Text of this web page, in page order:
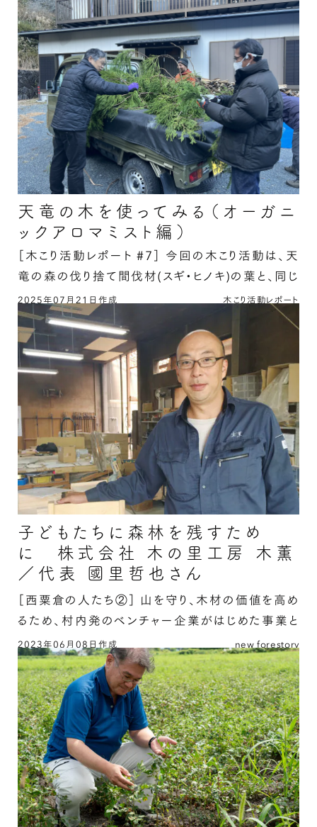
天竜の木を使ってみる（オーガニ
ックアロマミスト編）
［木こり活動レポート #7］ 今回の木こり活動は、天
竜の森の伐り捨て間伐材(スギ・ヒノキ)の葉と、同じ
く天竜産の木材チップからエキスを抽出した、オー
ガ …
2025年07月21日作成 木こり活動レポート
天竜の木を使ってみる（オーガニックアロマミス
ト編）の続きを読む
子どもたちに森林を残すため
に 株式会社 木の里工房 木薫
／代表 國里哲也さん
［西粟倉の人たち②］ 山を守り、木材の価値を高め
るため、村内発のベンチャー企業がはじめた事業と
は？
2023年06月08日作成 new forestory
子どもたちに森林を残すために 株式会社 木の
里工房 木薫／代表 國里哲也さんの続きを読む